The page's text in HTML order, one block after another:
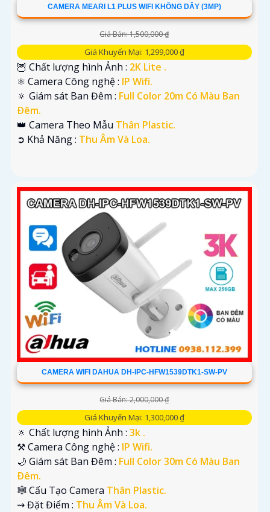
CAMERA MEARI L1 PLUS WIFI KHÔNG DÂY (3MP)
Giá Bán: 1,500,000 ₫
Giá Khuyến Mại: 1,299,000 ₫
🦉 Chất lượng hình Ảnh : 2K Lite .
⚛️ Camera Công nghệ : IP Wifi.
🔅 Giám sát Ban Đêm : Full Color 20m Có Màu Ban
Ðêm.
👑 Camera Theo Mẫu Thân Plastic.
️➲ Khả Năng : Thu Âm Và Loa.
CAMERA WIFI DAHUA DH-IPC-HFW1539DTK1-SW-PV
Giá Bán: 2,000,000 ₫
Giá Khuyến Mại: 1,300,000 ₫
🔅 Chất lượng hình Ảnh : 3k .
⚒ Camera Công nghệ : IP Wifi.
🌙 Giám sát Ban Đêm : Full Color 30m Có Màu Ban
Ðêm.
🕸️ Cấu Tạo Camera Thân Plastic.
️⇝ Đặt Điểm : Thu Âm Và Loa.